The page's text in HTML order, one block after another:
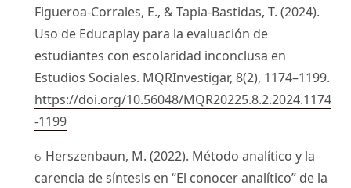
Figueroa-Corrales, E., & Tapia-Bastidas, T. (2024).
Uso de Educaplay para la evaluación de
estudiantes con escolaridad inconclusa en
Estudios Sociales. MQRInvestigar, 8(2), 1174–1199.
https://doi.org/10.56048/MQR20225.8.2.2024.1174
-1199
Herszenbaun, M. (2022). Método analítico y la
carencia de síntesis en “El conocer analítico” de la